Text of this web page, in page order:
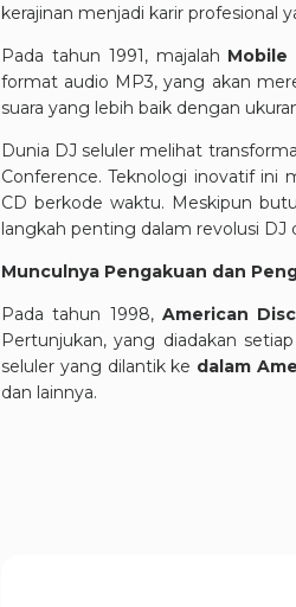
kerajinan menjadi karir profesional
Pada tahun 1991, majalah Mobile
format audio MP3, yang akan
suara yang lebih baik dengan
Dunia DJ seluler melihat
Conference. Teknologi inovatif
CD berkode waktu. Meskipun
langkah penting dalam revolusi DJ
Munculnya Pengakuan dan
Pada tahun 1998, American
Pertunjukan, yang diadakan
seluler yang dilantik ke dalam
dan lainnya.